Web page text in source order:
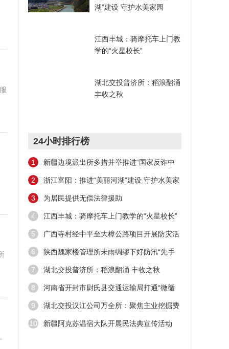
湖”建设 守护水美家园
江西丰城：骑摩托车上门教
学的“火星校长”
湖北交投普济所：稻浪翻涌
丰收之秋
24小时排行榜
1
新疆边境派出所多措并举推进“国家反诈中
2
浙江富阳：推进“美丽河湖”建设 守护水美家
3
为居民提供无偿法律援助
4 江西丰城：骑摩托车上门教学的“火星校长”
5
广西寺村经中平至大樟公路项目开展防灾活
6
陕西魏家楼管理所未雨绸缪下好防汛“先手
7
湖北交投普济所：稻浪翻涌 丰收之秋
8
河南省开封市尉氏县交通运输局打通“微循
9
湖北交投汉江公司万全所：聚焦主业挖掘费
10
新疆阿克苏温宿大队开展民法典宣传活动